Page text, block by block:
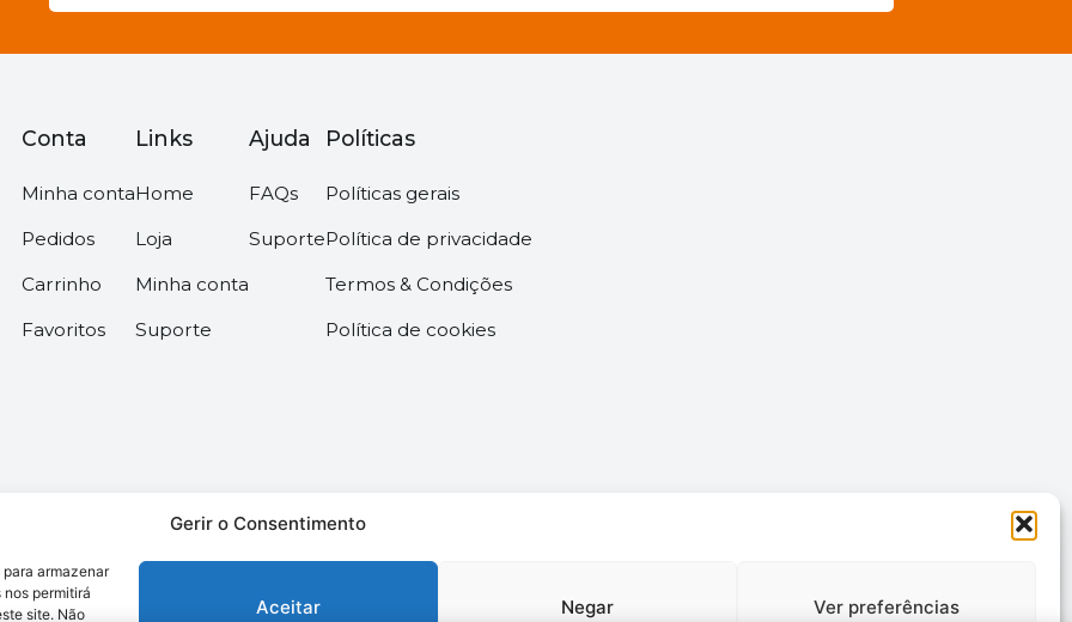
Gerir o Consentimento
armazenar
permitirá
site. Não
Aceitar Negar Ver preferências
Conta
Minha conta
Pedidos
Carrinho
Favoritos
Links
Home
Loja
Minha conta
Suporte
Ajuda
FAQs
Suporte
Políticas
Políticas gerais
Política de privacidade
Termos & Condições
Política de cookies
–Desenvolvido pela somos6digital